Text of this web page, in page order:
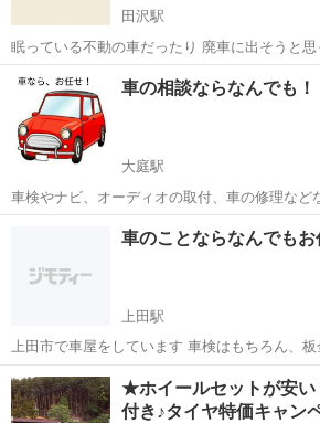
田沢駅
眠っている不動の車だったり 廃車に出そうと思
んか？ 過走
長野 松本市 田沢駅 車検 買取
車の相談ならなんでも！
大庭駅
車検やナビ、オーディオの取付、車の修理など
さい！ 車検やナビ、オーディオの取付なら自
修理なら知り合いを紹介できます。(板金屋さん
車検 板金
車のことならなんでもお
上田駅
上田市で車屋をしています 車検はもちろん、板金塗装、タイヤ交換、
オイル交換 その他修理もできます！ 車のこと
さい！ バイク、自転車の修理も承っております！ お困りの方、まずは
お気軽にご連絡ください
長野 上田市 上田駅 板金塗
★ホイールセットが安い
付き♪タイヤ特価キャン